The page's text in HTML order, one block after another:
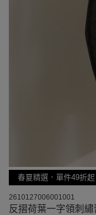
春夏精選．單件49折起
2610127006001001
反摺荷葉一字領刺